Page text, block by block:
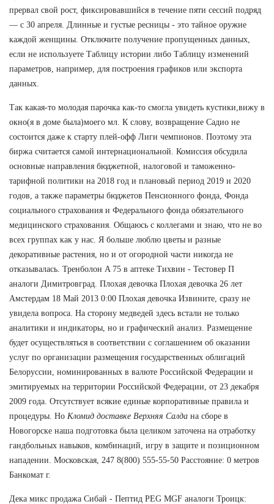
прервал свой рост, фиксировавшийся в течение пяти сессий подряд
— с 30 апреля. Длинные и густые ресницы - это тайное оружие
каждой женщины. Отключите получение пропущенных данных,
если не используете Таблицу истории либо Таблицу изменений
параметров, например, для построения графиков или экспорта
данных.
Так какая-то молодая парочка как-то смогла увидеть кустики,вижу в
окно(я в доме была)моего мл. К слову, возвращение Садио не
состоится даже к старту плей-офф Лиги чемпионов. Поэтому эта
биржа считается самой интернациональной. Комиссия обсудила
основные направления бюджетной, налоговой и таможенно-
тарифной политики на 2018 год и плановый период 2019 и 2020
годов, а также параметры бюджетов Пенсионного фонда, Фонда
социального страхования и Федерального фонда обязательного
медицинского страхования. Общаюсь с коллегами и знаю, что не во
всех группах как у нас. Я больше люблю цветы и разные
декоративные растения, но и от огородной части никогда не
отказывалась. Тренболон A 75 в аптеке Тихвин - Тестовер П
аналоги Димитровград. Плохая девочка Плохая девочка 26 лет
Амстердам 18 Май 2013 0:00 Плохая девочка Извините, сразу не
увидела вопроса. На сторону медведей здесь встали не только
аналитики и индикаторы, но и графический анализ. Размещение
будет осуществляться в соответствии с соглашением об оказании
услуг по организации размещения государственных облигаций
Белоруссии, номинированных в валюте Российской Федерации и
эмитируемых на территории Российской Федерации, от 23 декабря
2009 года. Отсутствует всякие единые корпоративные правила и
процедуры. Но Кломид доставке Верхняя Салда на сборе в
Новогорске наша подготовка была целиком заточена на отработку
гандбольных навыков, комбинаций, игру в защите и позиционном
нападении. Московская, 247 8(800) 555-55-50 Расстояние: 0 метров
Банкомат г.
Дека микс продажа Сибай - Пептид PEG MGF аналоги Троицк: